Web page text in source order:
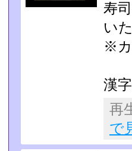
寿
い
※カ
漢
再
で